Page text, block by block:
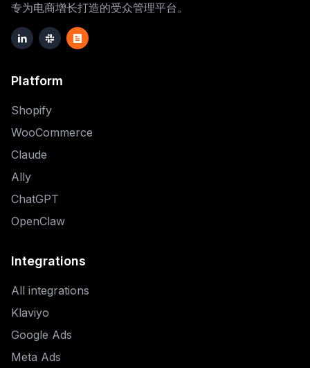
专为电商增长打造的受众管理平台。
Platform
Shopify
WooCommerce
Claude
Ally
ChatGPT
OpenClaw
Integrations
All integrations
Klaviyo
Google Ads
Meta Ads
Shopify 品牌如何把邮件流触达提
升至多 50%
工作邮箱